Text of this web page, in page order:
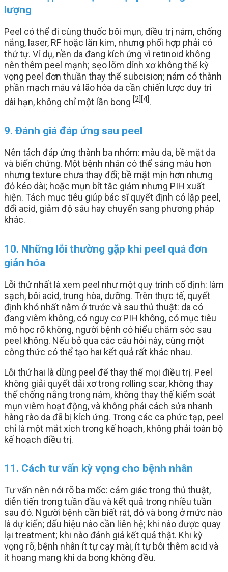
lượng
Peel có thể đi cùng thuốc bôi mụn, điều trị nám, chống
nắng, laser, RF hoặc lăn kim, nhưng phối hợp phải có
thứ tự. Ví dụ, nền da đang kích ứng vì retinoid không
nên thêm peel mạnh; sẹo lõm dính xơ không thể kỳ
vọng peel đơn thuần thay thế subcision; nám có thành
phần mạch máu và lão hóa da cần chiến lược duy trì
dài hạn, không chỉ một lần bong [2] [4].
9. Đánh giá đáp ứng sau peel
Nên tách đáp ứng thành ba nhóm: màu da, bề mặt da
và biến chứng. Một bệnh nhân có thể sáng màu hơn
nhưng texture chưa thay đổi; bề mặt mịn hơn nhưng
đỏ kéo dài; hoặc mụn bít tắc giảm nhưng PIH xuất
hiện. Tách mục tiêu giúp bác sĩ quyết định có lặp peel,
đổi acid, giảm độ sâu hay chuyển sang phương pháp
khác.
10. Những lỗi thường gặp khi peel quá đơn
giản hóa
Lỗi thứ nhất là xem peel như một quy trình cố định: làm
sạch, bôi acid, trung hòa, dưỡng. Trên thực tế, quyết
định khó nhất nằm ở trước và sau thủ thuật: da có
đang viêm không, có nguy cơ PIH không, có mục tiêu
mô học rõ không, người bệnh có hiểu chăm sóc sau
peel không. Nếu bỏ qua các câu hỏi này, cùng một
công thức có thể tạo hai kết quả rất khác nhau.
Lỗi thứ hai là dùng peel để thay thế mọi điều trị. Peel
không giải quyết dải xơ trong rolling scar, không thay
thế chống nắng trong nám, không thay thế kiểm soát
mụn viêm hoạt động, và không phải cách sửa nhanh
hàng rào da đã bị kích ứng. Trong các ca phức tạp, peel
chỉ là một mắt xích trong kế hoạch, không phải toàn bộ
kế hoạch điều trị.
11. Cách tư vấn kỳ vọng cho bệnh nhân
Tư vấn nên nói rõ ba mốc: cảm giác trong thủ thuật,
diễn tiến trong tuần đầu và kết quả trong nhiều tuần
sau đó. Người bệnh cần biết rát, đỏ và bong ở mức nào
là dự kiến; dấu hiệu nào cần liên hệ; khi nào được quay
lại treatment; khi nào đánh giá kết quả thật. Khi kỳ
vọng rõ, bệnh nhân ít tự cạy mài, ít tự bôi thêm acid và
ít hoang mang khi da bong không đều.